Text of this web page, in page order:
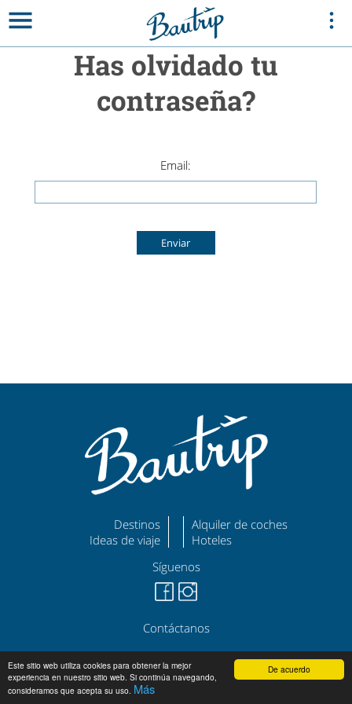
De acuerdo
Este sitio web utiliza cookies para obtener la mejor
experiencia en nuestro sitio web. Si continúa navegando,
consideramos que acepta su uso. Más
Has olvidado tu
contraseña?
Email:
Destinos
Ideas de viaje
Alquiler de coches
Hoteles
Síguenos
Contáctanos
©bautrip.com Aviso Legal Política de Privacidad